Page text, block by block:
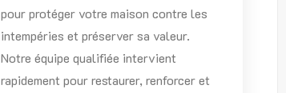
pour protéger votre maison contre les
intempéries et préserver sa valeur.
Notre équipe qualifiée intervient
rapidement pour restaurer, renforcer et